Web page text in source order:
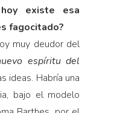
existe esa
fagocitado?
muy deudor del
espíritu del
ideas. Habría una
bajo el modelo